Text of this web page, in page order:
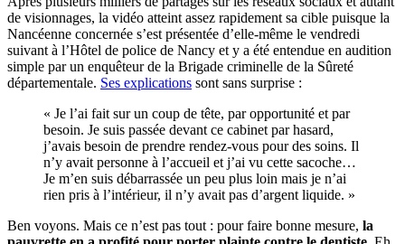
de visionnages, la vidéo atteint assez rapidement sa cible puisque la
Nancéenne concernée s’est présentée d’elle-même le vendredi
suivant à l’Hôtel de police de Nancy et y a été entendue en audition
simple par un enquêteur de la Brigade criminelle de la Sûreté
départementale. Ses explications sont sans surprise :
« Je l’ai fait sur un coup de tête, par opportunité et par
besoin. Je suis passée devant ce cabinet par hasard,
j’avais besoin de prendre rendez-vous pour des soins. Il
n’y avait personne à l’accueil et j’ai vu cette sacoche…
Je m’en suis débarrassée un peu plus loin mais je n’ai
rien pris à l’intérieur, il n’y avait pas d’argent liquide. »
Ben voyons. Mais ce n’est pas tout : pour faire bonne mesure, la